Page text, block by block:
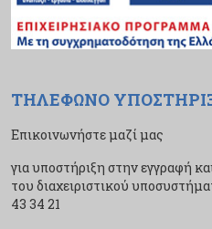
ΤΗΛΕΦΩΝΟ
Επικοινωνήστε μαζί μας
για υποστήριξη στην εγγραφή
του διαχειριστικού
43 34 21